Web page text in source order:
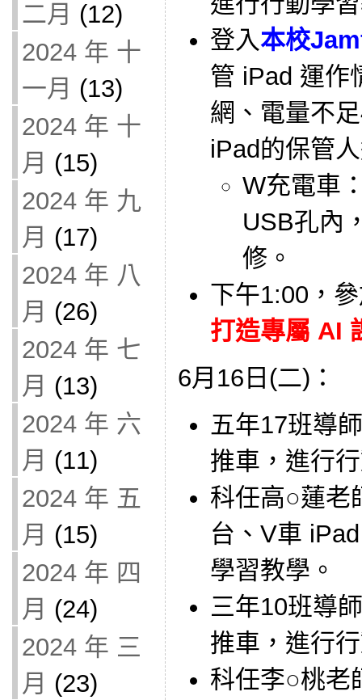
二月 (12)
2024 年 十
一月 (13)
2024 年 十
月 (15)
2024 年 九
月 (17)
2024 年 八
月 (26)
2024 年 七
月 (13)
2024 年 六
月 (11)
2024 年 五
月 (15)
2024 年 四
月 (24)
2024 年 三
月 (23)
登入本校
管 iPad 運作
網、電量不
iPad的保管
W充電車
USB孔內
修。
下午1:00，
打造專屬 AI
6月16日(二)：
五年17班導
推車，進行
科任高○蓮老
台、V車
學習教學。
三年10班導
推車，進行
科任李○桃老